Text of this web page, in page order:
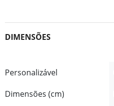
DIMENSÕES
Personalizável
Dimensões (cm)